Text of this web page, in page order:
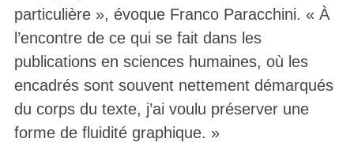
particulière », évoque Franco Paracchini. « À
l’encontre de ce qui se fait dans les
publications en sciences humaines, où les
encadrés sont souvent nettement démarqués
du corps du texte, j’ai voulu préserver une
forme de fluidité graphique. »